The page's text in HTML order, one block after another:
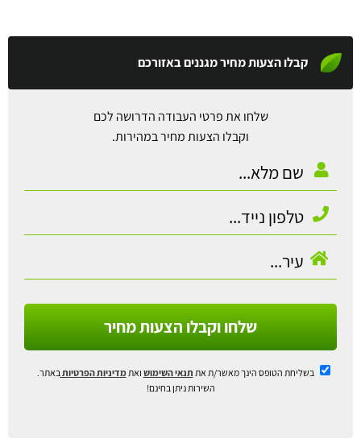
קבלו הצעות מחיר מגננים באזורכם
שלחו את פרטי העבודה הדרושה לכם
וקבלו הצעות מחיר במהירות.
שלחו וקבלו הצעות מחיר
בשליחת הטופס הינך מאשר/ת את תנאי השימוש ואתמדיניות הפרטיות באתר.
השירות ניתן בחינם!